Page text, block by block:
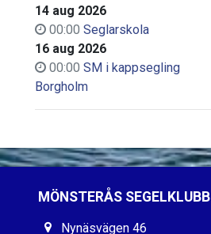
14 aug 2026
00:00 Seglarskola
16 aug 2026
00:00 SM i kappsegling
Borgholm
MÖNSTERÅS SEGELKLUBB
Nynäsvägen 46